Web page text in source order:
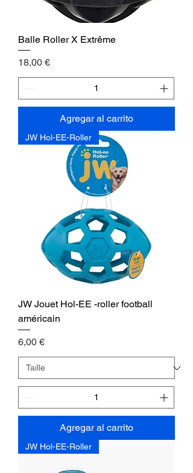
Balle Roller X Extrême
Precio
18,00 €
Agregar al carrito
JW Hol-EE-Roller
JW Jouet Hol-EE -roller football
américain
Precio
6,00 €
Agregar al carrito
JW Hol-EE-Roller